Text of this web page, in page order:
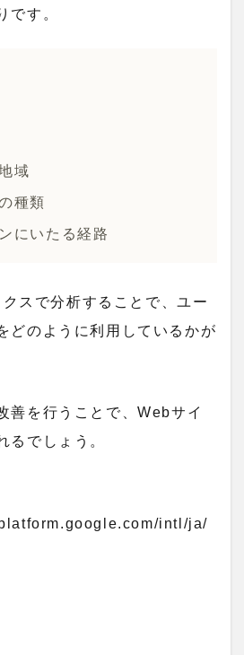
です。
域
種類
にいたる経路
スで分析することで、ユー
どのように利用しているかが
善を行うことで、Webサイ
るでしょう。
intl/ja/